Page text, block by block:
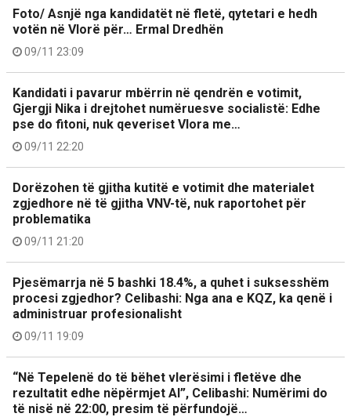
Foto/ Asnjë nga kandidatët në fletë, qytetari e hedh
votën në Vlorë për… Ermal Dredhën
09/11 23:09
Kandidati i pavarur mbërrin në qendrën e votimit,
Gjergji Nika i drejtohet numëruesve socialistë: Edhe
pse do fitoni, nuk qeveriset Vlora me…
09/11 22:20
Dorëzohen të gjitha kutitë e votimit dhe materialet
zgjedhore në të gjitha VNV-të, nuk raportohet për
problematika
09/11 21:20
Pjesëmarrja në 5 bashki 18.4%, a quhet i suksesshëm
procesi zgjedhor? Celibashi: Nga ana e KQZ, ka qenë i
administruar profesionalisht
09/11 19:09
“Në Tepelenë do të bëhet vlerësimi i fletëve dhe
rezultatit edhe nëpërmjet AI”, Celibashi: Numërimi do
të nisë në 22:00, presim të përfundojë…